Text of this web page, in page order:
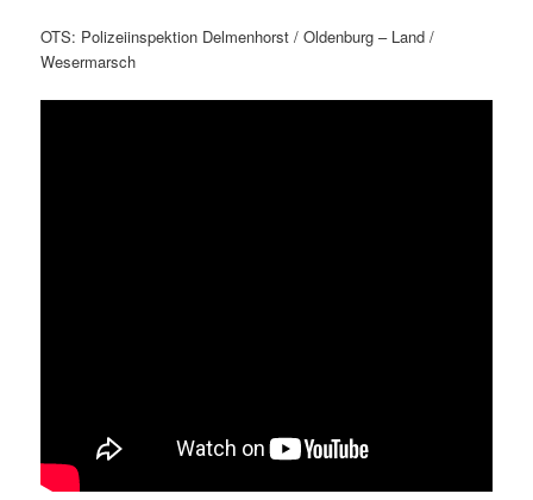
OTS: Polizeiinspektion Delmenhorst / Oldenburg – Land /
Wesermarsch